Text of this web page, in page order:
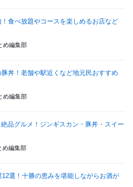
食べ放題やコースを楽しめるお店など
め編集部
丼！老舗や駅近くなど地元民おすすめ
め編集部
品グルメ！ジンギスカン・豚丼・スイー
め編集部
選！十勝の恵みを堪能しながらお酒が